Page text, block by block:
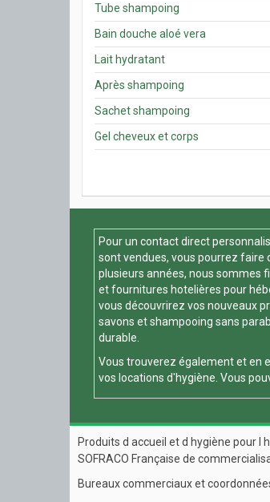
Tube shampoing
Bain douche aloé vera
Lait hydratant
Après shampoing
Sachet shampoing
Gel cheveux et corps
Pour un contact direct
sont vendues, vous pourrez faire
plusieurs années, nous sommes
et fournitures hotelières pour
vous découvrirez vos nouveaux
savons et shampooing sans
durable.
Vous trouverez également et en
vos locations d'hygiène. Vous
Produits d accueil et d hygiène pour l
SOFRACO Française de
Bureaux commerciaux et